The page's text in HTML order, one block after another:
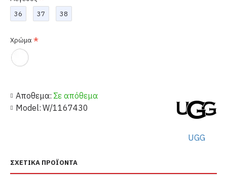
Αποθεμα: Σε απόθεμα
Model: W/1167430
UGG
36
37 38
Χρώμα
ΣΧΕΤΙΚΆ ΠΡΟΪΌΝΤΑ